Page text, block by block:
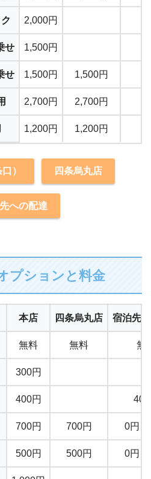
2,000円
せ 1,500円
せ 1,500円 1,500円
2,700円 2,700円
1,200円 1,200円
） 四条烏丸店
への配達
プションと料金
本店 四条烏丸店 宿泊先
無料 無料 無
300円
400円
700円 700円 0円
500円 500円 0円